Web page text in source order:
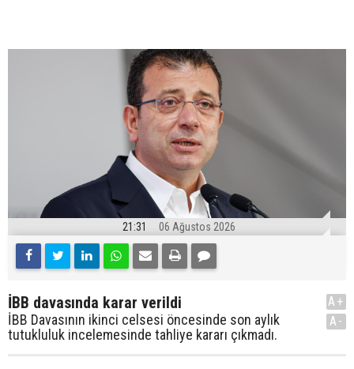
21:31 06 Ağustos 2026
İBB davasında karar verildi
İBB Davasının ikinci celsesi öncesinde son aylık
tutukluluk incelemesinde tahliye kararı çıkmadı.
A+
A-